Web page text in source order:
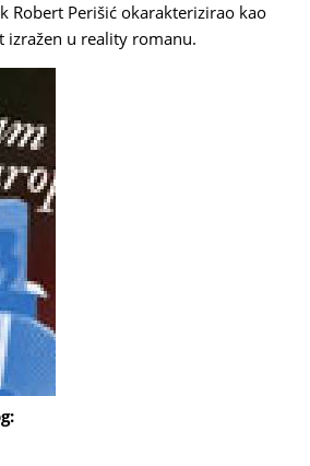
Robert Perišić okarakterizirao kao
u reality romanu.